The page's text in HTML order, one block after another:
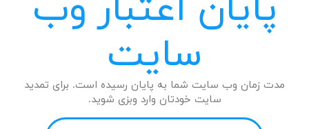
سایت
مدت زمان وب سایت شما به پایان رسیده است. برای تمدید
سایت خودتان وارد وبزی شوید.